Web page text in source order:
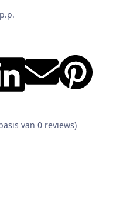
van 0 reviews)